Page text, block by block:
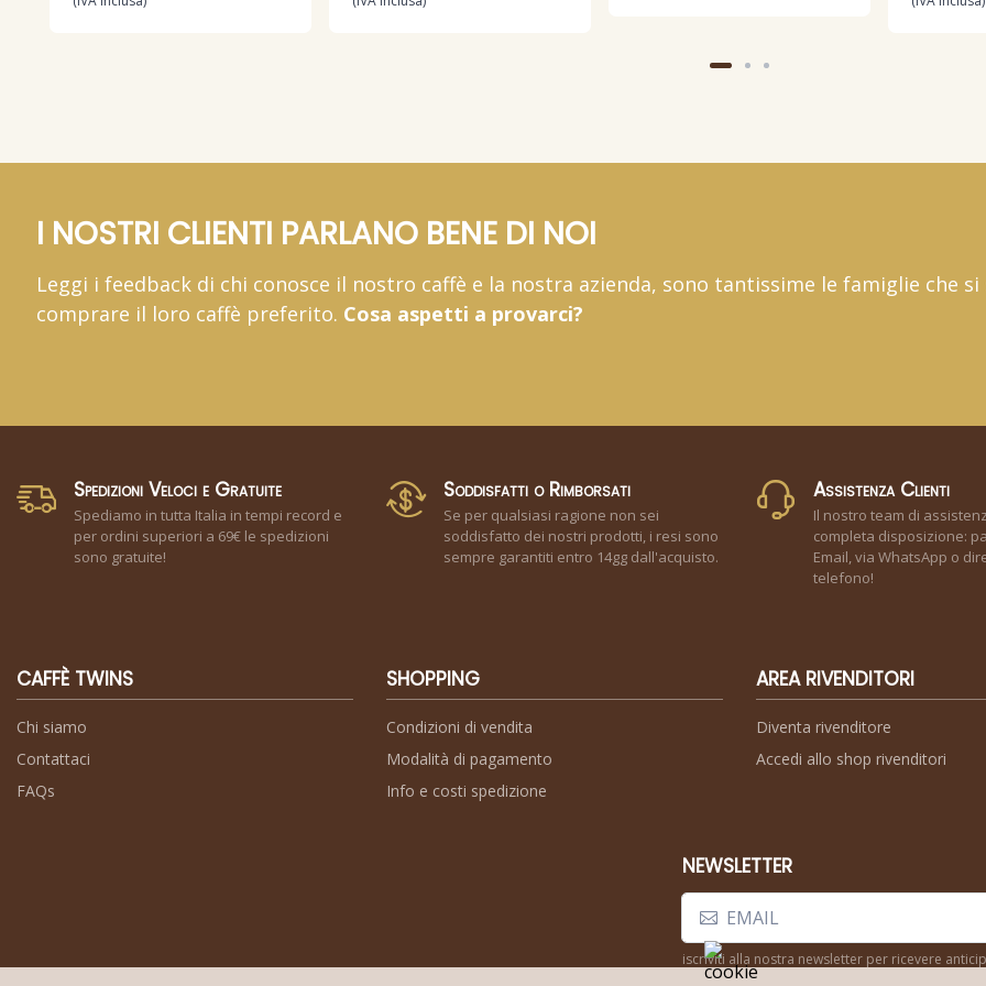
I NOSTRI CLIENTI PARLANO BENE DI NOI
Leggi i feedback di chi conosce il nostro caffè e la nostra azienda, sono tantissime le famiglie che
comprare il loro caffè preferito. Cosa aspetti a provarci?
Spedizioni Veloci e Gratuite
Spediamo in tutta Italia in tempi record e
per ordini superiori a 69€ le spedizioni
sono gratuite!
Soddisfatti o Rimborsati
Se per qualsiasi ragione non sei
soddisfatto dei nostri prodotti, i resi sono
sempre garantiti entro 14gg dall'acquisto.
Assistenza Clienti
Il nostro team di
completa disposizione:
Email, via WhatsApp o
telefono!
CAFFÈ TWINS
Chi siamo
Contattaci
FAQs
SHOPPING
Condizioni di vendita
Modalità di pagamento
Info e costi spedizione
AREA RIVENDITORI
Diventa rivenditore
Accedi allo shop rivenditori
NEWSLETTER
iscriviti alla nostra newsletter per ricevere